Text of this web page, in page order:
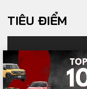
TIÊU ĐIỂM